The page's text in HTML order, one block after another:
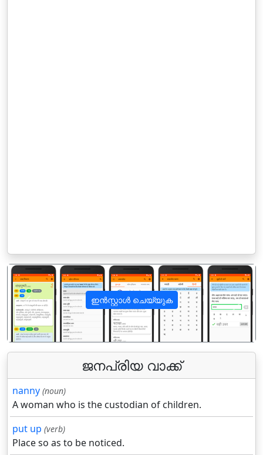
ഇൻസ്റ്റാൾ ചെയ്യുക
पिछला अगला
ജനപ്രിയ വാക്ക്
nanny (noun)
A woman who is the custodian of children.
put up (verb)
Place so as to be noticed.